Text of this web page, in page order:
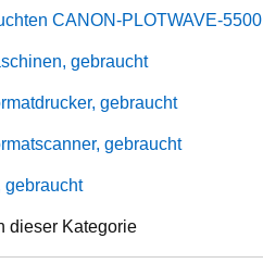
CANON-PLOTWAVE-5500
gebraucht
gebraucht
gebraucht
gebraucht
dieser Kategorie